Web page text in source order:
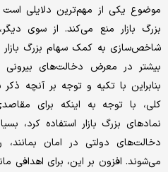
موضوع یکی از مهم‌ترین دلایلی است
بزرگ بازار منع می‌کند. از سوی
شاخص‌‌‌سازی به کمک سهام بزرگ بازار
بیشتر در معرض دخالت‌‌‌های بیرونی
بنابراین با تکیه و توجه بر آنچه
کلی، با توجه به اینکه برای
نمادهای بزرگ بازار استفاده کرد،
دخالت‌‌‌های دولتی در امان
می‌‌‌شوند. افزون بر این، برای اهدافی